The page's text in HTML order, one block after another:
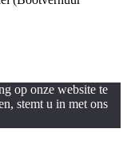
op onze website te
stemt u in met ons